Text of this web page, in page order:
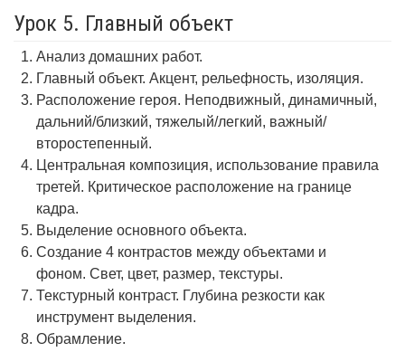
Урок 5. Главный объект
Анализ домашних работ.
Главный объект. Акцент, рельефность, изоляция.
Расположение героя. Неподвижный, динамичный,
дальний/близкий, тяжелый/легкий, важный/
второстепенный.
Центральная композиция, использование правила
третей. Критическое расположение на границе
кадра.
Выделение основного объекта.
Создание 4 контрастов между объектами и
фоном. Свет, цвет, размер, текстуры.
Текстурный контраст. Глубина резкости как
инструмент выделения.
Обрамление.